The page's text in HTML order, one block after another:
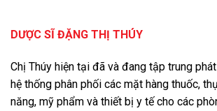
DƯỢC SĨ ĐẶNG THỊ THÚY
Chị Thúy hiện tại đã và đang tập trung
hệ thống phân phối các mặt hàng thuốc,
năng, mỹ phẩm và thiết bị y tế cho các